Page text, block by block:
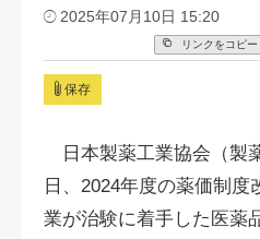
2025年07月10日 15:20
リンクをコピー
保存
日本製薬工業協会（製
日、2024年度の薬価制
業が治験に着手した医薬